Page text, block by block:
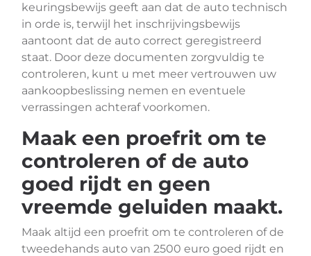
keuringsbewijs geeft aan dat de auto technisch
in orde is, terwijl het inschrijvingsbewijs
aantoont dat de auto correct geregistreerd
staat. Door deze documenten zorgvuldig te
controleren, kunt u met meer vertrouwen uw
aankoopbeslissing nemen en eventuele
verrassingen achteraf voorkomen.
Maak een proefrit om te
controleren of de auto
goed rijdt en geen
vreemde geluiden maakt.
Maak altijd een proefrit om te controleren of de
tweedehands auto van 2500 euro goed rijdt en